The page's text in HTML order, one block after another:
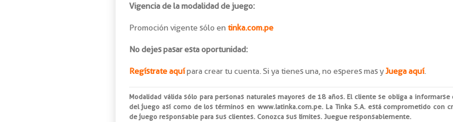
Vigencia de la modalidad de juego:
Promoción vigente sólo en tinka.com.pe
No dejes pasar esta oportunidad:
Regístrate aquípara crear tu cuenta. Si ya tienes una, no esperes mas yJuega aquí.
Modalidad válida sólo para personas naturales mayores de 18 años. El cliente se obliga a
del juego así como de los términos en www.latinka.com.pe. La Tinka S.A. está comprometido con
de juego responsable para sus clientes. Conozca sus límites. Juegue responsablemente.